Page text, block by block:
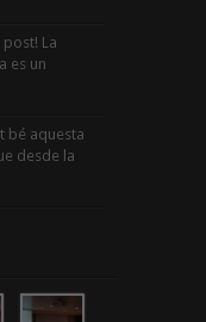
La
es un
bé aquesta
desde la